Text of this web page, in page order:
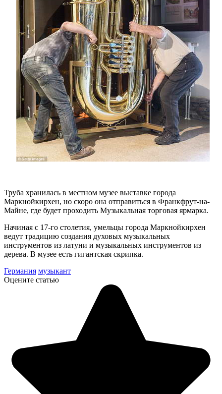
Труба хранилась в местном музее выставке города
Маркнойкирхен, но скоро она отправиться в Франкфрут-на-
Майне, где будет проходить Музыкальная торговая ярмарка.
Начиная с 17-го столетия, умельцы города Маркнойкирхен
ведут традицию создания духовых музыкальных
инструментов из латуни и музыкальных инструментов из
дерева. В музее есть гигантская скрипка.
Германия музыкант
Оцените статью